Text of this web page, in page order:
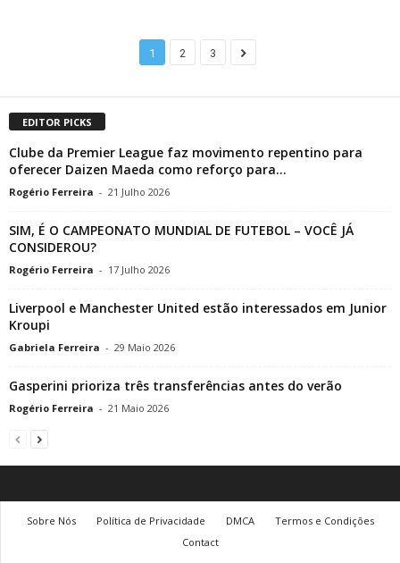
1 2 3
EDITOR PICKS
Clube da Premier League faz movimento repentino para
oferecer Daizen Maeda como reforço para...
Rogério Ferreira - 21 Julho 2026
SIM, É O CAMPEONATO MUNDIAL DE FUTEBOL – VOCÊ JÁ
CONSIDEROU?
Rogério Ferreira - 17 Julho 2026
Liverpool e Manchester United estão interessados ​​em Junior
Kroupi
Gabriela Ferreira - 29 Maio 2026
Gasperini prioriza três transferências antes do verão
Rogério Ferreira - 21 Maio 2026
Sobre Nós Política de Privacidade DMCA
Termos e Condições
Contact